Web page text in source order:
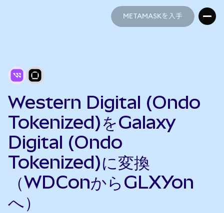
METAMASKを入手
Western Digital (Ondo
Tokenized)をGalaxy
Digital (Ondo
Tokenized)に変換
（WDConからGLXYon
へ）